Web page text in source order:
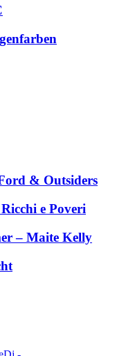
& Outsiders
e Poveri
– Maite Kelly